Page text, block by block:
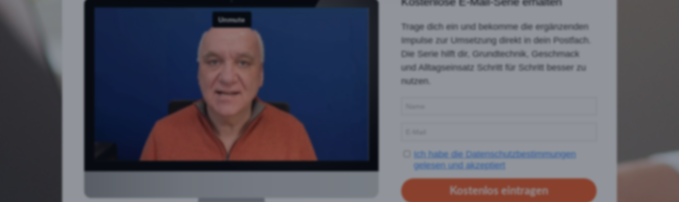
Trage dich ein und bekomme die ergänzenden
Impulse zur Umsetzung direkt in dein Postfach.
Die Serie hilft dir, Grundtechnik, Geschmack
und Alltagseinsatz Schritt für Schritt besser zu
nutzen.
Ich habe die Datenschutzbestimmungen
gelesen und akzeptiert
Kostenlos eintragen